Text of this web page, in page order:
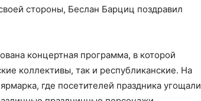
стороны, Беслан Барциц поздравил
концертная программа, в которой
коллективы, так и республиканские. На
где посетителей праздника угощали